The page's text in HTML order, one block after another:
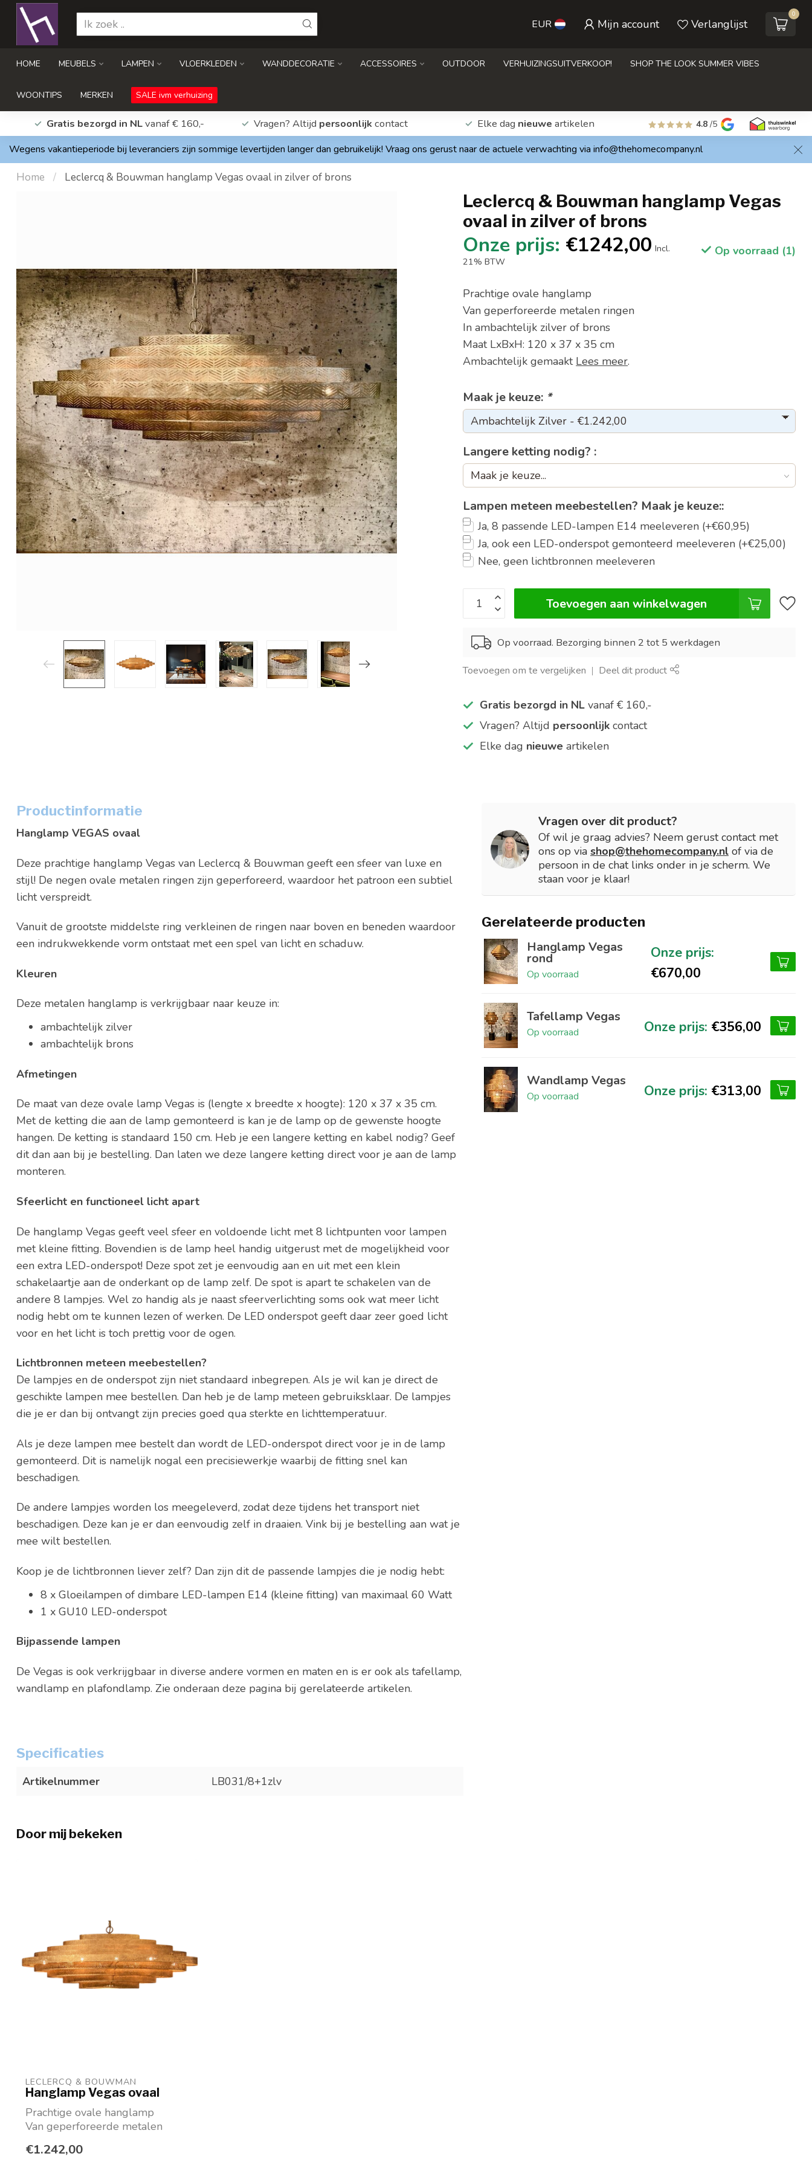
EUR Mijn account Verlanglijst
0
HOME MEUBELS LAMPEN VLOERKLEDEN WANDDECORATIE ACCESSOIRES OUTDOOR VERHUIZINGSUITVERKOOP! SHOP THE LOOK SUMMER VIBES
WOONTIPS MERKEN SALE ivm verhuizing
Gratis bezorgd in NLvanaf € 160,- Vragen? Altijd persoonlijk contact Elke dag nieuwe artikelen 4.8 /5
Wegens vakantieperiode bij leveranciers zijn sommige levertijden langer dan gebruikelijk! Vraag ons gerust naar de actuele verwachting via info@thehomecompany.nl
Home / Leclercq & Bouwman hanglamp Vegas ovaal in zilver of brons
Leclercq & Bouwman hanglamp Vegas
ovaal in zilver of brons
€1242,00 Incl.
21% BTW
Op voorraad (1)
Prachtige ovale hanglamp
Van geperforeerde metalen ringen
In ambachtelijk zilver of brons
Maat LxBxH: 120 x 37 x 35 cm
Ambachtelijk gemaakt Lees meer.
Maak je keuze: *
Langere ketting nodig? :
Lampen meteen meebestellen? Maak je keuze::
Ja, 8 passende LED-lampen E14 meeleveren (+€60,95)
Ja, ook een LED-onderspot gemonteerd meeleveren (+€25,00)
Nee, geen lichtbronnen meeleveren
Toevoegen aan winkelwagen
Op voorraad. Bezorging binnen 2 tot 5 werkdagen
Toevoegen om te vergelijken Deel dit product
Gratis bezorgd in NL vanaf € 160,-
Vragen? Altijd persoonlijk contact
Elke dag nieuwe artikelen
Productinformatie
Hanglamp VEGAS ovaal
Deze prachtige hanglamp Vegas van Leclercq & Bouwman geeft een sfeer van luxe en
stijl! De negen ovale metalen ringen zijn geperforeerd, waardoor het patroon een subtiel
licht verspreidt.
Vanuit de grootste middelste ring verkleinen de ringen naar boven en beneden waardoor
een indrukwekkende vorm ontstaat met een spel van licht en schaduw.
Kleuren
Deze metalen hanglamp is verkrijgbaar naar keuze in:
ambachtelijk zilver
ambachtelijk brons
Afmetingen
De maat van deze ovale lamp Vegas is (lengte x breedte x hoogte): 120 x 37 x 35 cm.
Met de ketting die aan de lamp gemonteerd is kan je de lamp op de gewenste hoogte
hangen. De ketting is standaard 150 cm. Heb je een langere ketting en kabel nodig? Geef
dit dan aan bij je bestelling. Dan laten we deze langere ketting direct voor je aan de lamp
monteren.
Sfeerlicht en functioneel licht apart
De hanglamp Vegas geeft veel sfeer en voldoende licht met 8 lichtpunten voor lampen
met kleine fitting. Bovendien is de lamp heel handig uitgerust met de mogelijkheid voor
een extra LED-onderspot! Deze spot zet je eenvoudig aan en uit met een klein
schakelaartje aan de onderkant op de lamp zelf. De spot is apart te schakelen van de
andere 8 lampjes. Wel zo handig als je naast sfeerverlichting soms ook wat meer licht
nodig hebt om te kunnen lezen of werken. De LED onderspot geeft daar zeer goed licht
voor en het licht is toch prettig voor de ogen.
Lichtbronnen meteen meebestellen?
De lampjes en de onderspot zijn niet standaard inbegrepen. Als je wil kan je direct de
geschikte lampen mee bestellen. Dan heb je de lamp meteen gebruiksklaar. De lampjes
die je er dan bij ontvangt zijn precies goed qua sterkte en lichttemperatuur.
Als je deze lampen mee bestelt dan wordt de LED-onderspot direct voor je in de lamp
gemonteerd. Dit is namelijk nogal een precisiewerkje waarbij de fitting snel kan
beschadigen.
De andere lampjes worden los meegeleverd, zodat deze tijdens het transport niet
beschadigen. Deze kan je er dan eenvoudig zelf in draaien. Vink bij je bestelling aan wat je
mee wilt bestellen.
Koop je de lichtbronnen liever zelf? Dan zijn dit de passende lampjes die je nodig hebt:
8 x Gloeilampen of dimbare LED-lampen E14 (kleine fitting) van maximaal 60 Watt
1 x GU10 LED-onderspot
Bijpassende lampen
De Vegas is ook verkrijgbaar in diverse andere vormen en maten en is er ook als tafellamp,
wandlamp en plafondlamp. Zie onderaan deze pagina bij gerelateerde artikelen.
Specificaties
Artikelnummer LB031/8+1zlv
Vragen over dit product?
Of wil je graag advies? Neem gerust contact met
ons op via shop@thehomecompany.nl of via de
persoon in de chat links onder in je scherm. We
staan voor je klaar!
Gerelateerde producten
Hanglamp Vegas
rond
Op voorraad €670,00
Tafellamp Vegas
Op voorraad €356,00
Wandlamp Vegas
Op voorraad €313,00
Door mij bekeken
LECLERCQ & BOUWMAN
Hanglamp Vegas ovaal
Prachtige ovale hanglamp
Van geperforeerde metalen
In ambachtelijk zilv...
€1.242,00